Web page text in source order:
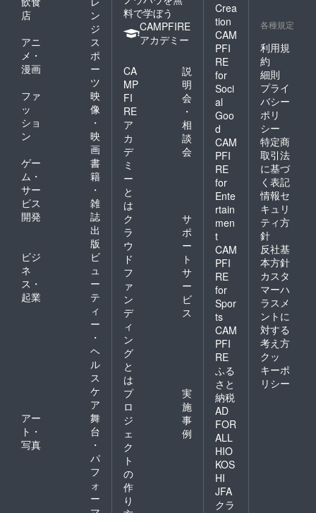
艶やか
に輝く
髪へ導
きま
す。
しがち
な地肌
をケ
ア。 弾
力のあ
る濃密
泡で髪
の摩擦
を軽減
し、ア
ミノ酸
系洗浄
成分で
やさし
く洗い
上げま
す。 頭
皮環境
を整え
なが
ら、柔
らかく
なめら
かな髪
と地肌
へ。 ＜
nicoriト
リート
メント
＞ パサ
つく髪
にうる
おいを
店
ン
ジ
アニ
メ・
漫画
ス
ポ
ー
ツ
ファ
ッ
ショ
ン
映
像
・
映
画
ゲー
ム・
サー
ビス
開発
書
籍
・
雑
誌
出
版
ビジ
ネ
ス・
起業
ビ
ュ
ー
テ
ィ
ー
・
ヘ
ル
ス
ケ
ア
アー
ト・
写真
舞
台
・
パ
フ
ォ
ー
料で学ぼう
CAMPFIRE
アカデミー
CA
MP
FI
RE
ア
カ
デ
ミ
ー
と
は
説
明
会
・
相
談
会
ク
ラ
ウ
ド
フ
ァ
ン
デ
ィ
ン
グ
と
は
サ
ポ
ー
ト
サ
ー
ビ
ス
プ
ロ
ジ
ェ
ク
ト
の
作
り
実
施
事
例
Crea
tion
CAM
PFI
RE
for
Soci
al
Goo
d
CAM
PFI
RE
for
Ente
rtain
men
t
CAM
PFI
RE
for
Spor
ts
CAM
PFI
RE
ふる
さと
納税
AD
FOR
ALL
HIO
KOS
HI
JFA
クラ
各種規定
利用規
約
細則
プライ
バシー
ポリ
シー
特定商
取引法
に基づ
く表記
情報セ
キュリ
ティ方
針
反社基
本方針
カスタ
マーハ
ラスメ
ントに
対する
考え方
クッ
キーポ
リシー